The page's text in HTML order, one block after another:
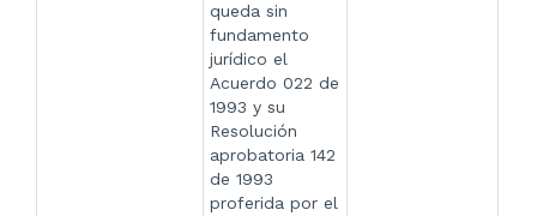
queda sin
fundamento
jurídico el
Acuerdo 022 de
1993 y su
Resolución
aprobatoria 142
de 1993
proferida por el